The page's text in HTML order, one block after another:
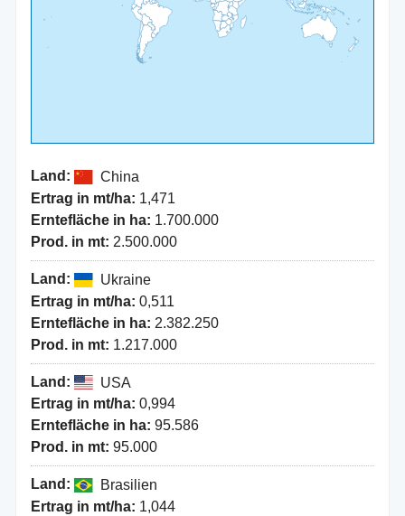
Land:
China
Ertrag in mt/ha: 1,471
Erntefläche in ha: 1.700.000
Prod. in mt: 2.500.000
Land:
Ukraine
Ertrag in mt/ha: 0,511
Erntefläche in ha: 2.382.250
Prod. in mt: 1.217.000
Land:
USA
Ertrag in mt/ha: 0,994
Erntefläche in ha: 95.586
Prod. in mt: 95.000
Land:
Brasilien
Ertrag in mt/ha: 1,044